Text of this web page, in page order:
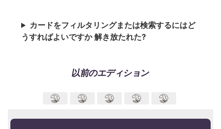
カードをフィルタリングまたは検索するにはど
うすればよいですか 解き放たれた?
以前のエディション